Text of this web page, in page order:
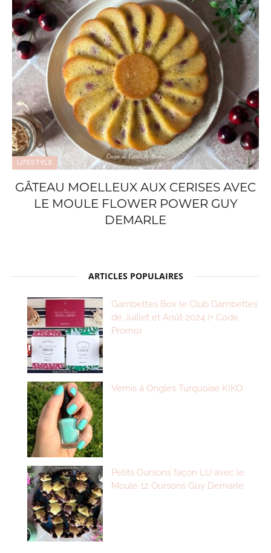
LIFESTYLE
GÂTEAU MOELLEUX AUX CERISES AVEC
LE MOULE FLOWER POWER GUY
DEMARLE
ARTICLES POPULAIRES
Gambettes Box le Club Gambettes
de Juillet et Août 2024 (+ Code
Promo)
Vernis à Ongles Turquoise KIKO
Petits Oursons façon LU avec le
Moule 12 Oursons Guy Demarle